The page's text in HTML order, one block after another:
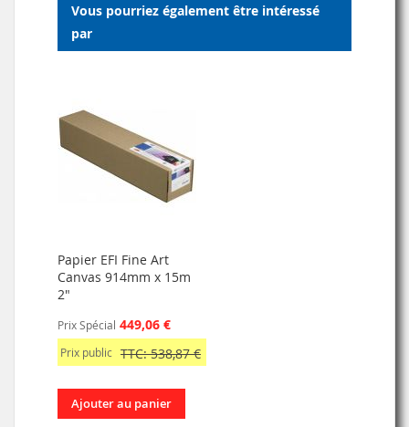
D’ENVIE
Vous pourriez également être intéressé
par
Papier EFI Fine Art
Canvas 914mm x 15m
2"
Prix Spécial 449,06 €
Prix public TTC: 538,87 €
Ajouter au panier